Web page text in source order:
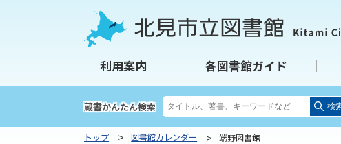
ニ
ー
北見市立図書館
利用案内 各図書館ガイド
蔵書かんたん検索
検
索
キ
検
トップ 図書館カレンダー 端野図書館
る
ニ